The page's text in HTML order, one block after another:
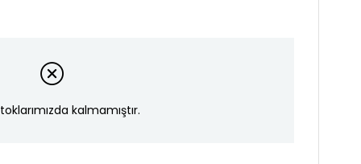
kalmamıştır.